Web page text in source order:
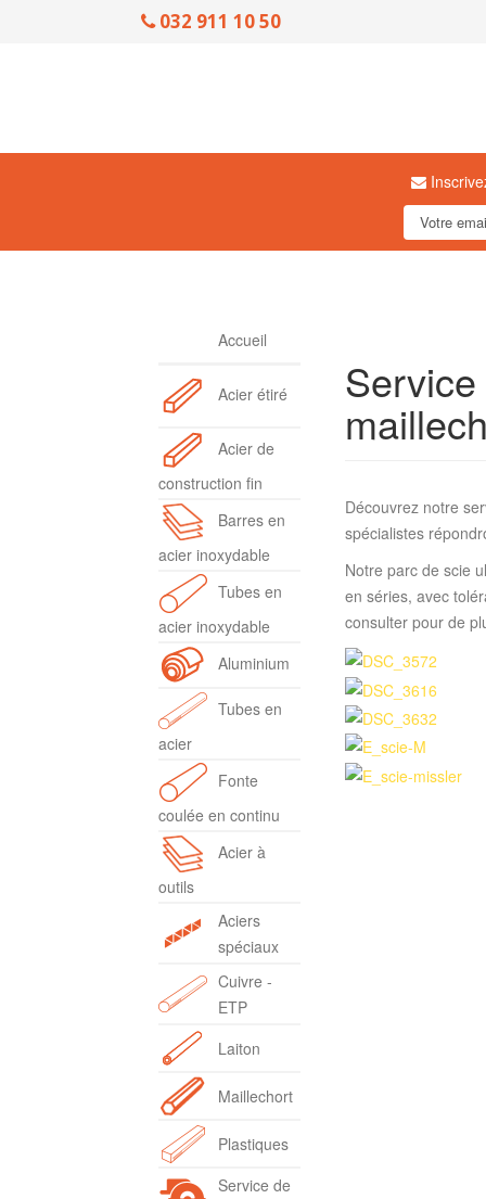
032 911 10 50
Accueil
Acier étiré
Acier de
construction fin
Barres en
acier inoxydable
Tubes en
acier inoxydable
Aluminium
Tubes en
acier
Fonte
coulée en continu
Acier à
outils
Aciers
spéciaux
Cuivre -
ETP
Laiton
Maillechort
Plastiques
Service de
Découvrez notre
spécialistes
Notre parc de scie
en séries, avec
consulter pour de